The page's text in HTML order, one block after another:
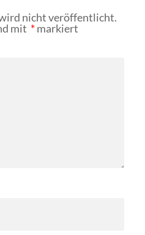
nicht veröffentlicht.
mit *markiert